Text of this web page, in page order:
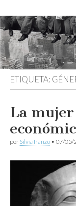
ETIQUETA:
La
por Silvia Iranzo • 07/05/